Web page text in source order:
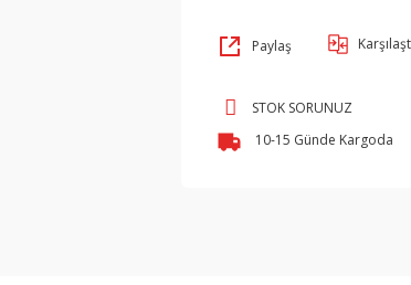
Paylaş
STOK SORUNUZ
10-15 Günde Kargoda